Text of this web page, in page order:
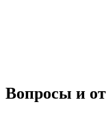
Вопросы и